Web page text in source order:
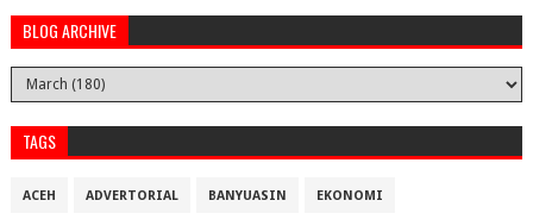
BLOG ARCHIVE
TAGS
ACEH ADVERTORIAL BANYUASIN EKONOMI